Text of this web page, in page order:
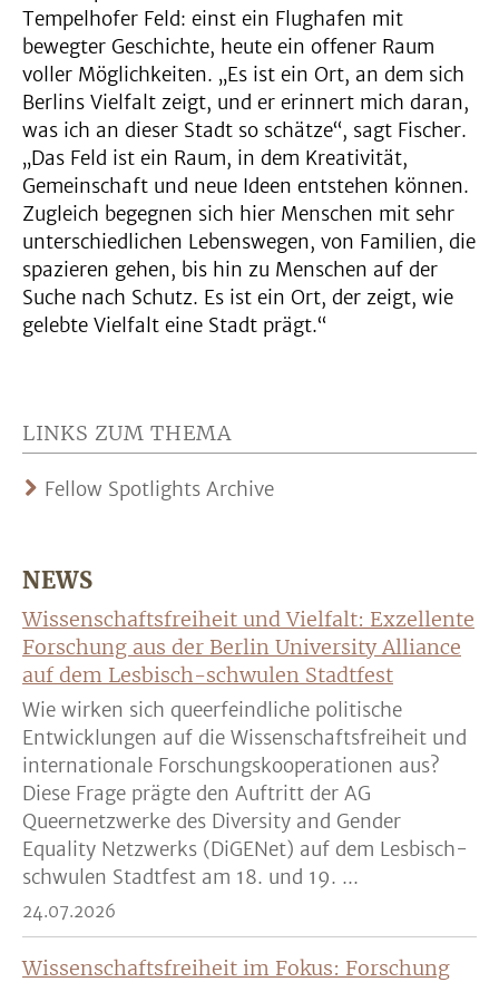
Tempelhofer Feld: einst ein Flughafen mit
bewegter Geschichte, heute ein offener Raum
voller Möglichkeiten. „Es ist ein Ort, an dem sich
Berlins Vielfalt zeigt, und er erinnert mich daran,
was ich an dieser Stadt so schätze“, sagt Fischer.
„Das Feld ist ein Raum, in dem Kreativität,
Gemeinschaft und neue Ideen entstehen können.
Zugleich begegnen sich hier Menschen mit sehr
unterschiedlichen Lebenswegen, von Familien, die
spazieren gehen, bis hin zu Menschen auf der
Suche nach Schutz. Es ist ein Ort, der zeigt, wie
gelebte Vielfalt eine Stadt prägt.“
LINKS ZUM THEMA
Fellow Spotlights Archive
NEWS
Wissenschaftsfreiheit und Vielfalt: Exzellente
Forschung aus der Berlin University Alliance
auf dem Lesbisch-schwulen Stadtfest
Wie wirken sich queerfeindliche politische
Entwicklungen auf die Wissenschaftsfreiheit und
internationale Forschungskooperationen aus?
Diese Frage prägte den Auftritt der AG
Queernetzwerke des Diversity and Gender
Equality Netzwerks (DiGENet) auf dem Lesbisch-
schwulen Stadtfest am 18. und 19. ...
24.07.2026
Wissenschaftsfreiheit im Fokus: Forschung